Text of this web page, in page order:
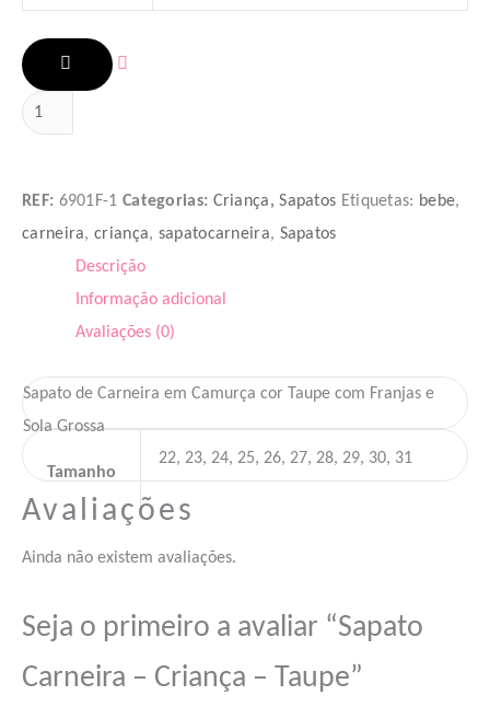
REF: 6901F-1 Categorias: Criança,Sapatos Etiquetas: bebe,
carneira,criança, sapatocarneira, Sapatos
Descrição
Informação adicional
Avaliações (0)
Sapato de Carneira em Camurça cor Taupe com Franjas e
Sola Grossa
Tamanho
22, 23, 24, 25, 26, 27, 28, 29, 30, 31
Avaliações
Ainda não existem avaliações.
Seja o primeiro a avaliar “Sapato
Carneira – Criança – Taupe”